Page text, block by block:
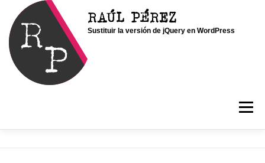
contenido
RAÚL PÉREZ
Sustituir la versión de jQuery en WordPress
Menú